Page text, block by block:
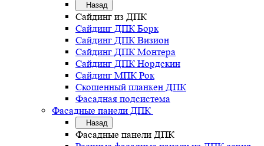
Назад
Сайдинг из ДПК
Сайдинг ДПК Борк
Сайдинг ДПК Визион
Сайдинг ДПК Монтера
Сайдинг ДПК Нордскин
Сайдинг МПК Рок
Скошенный планкен ДПК
Фасадная подсистема
Фасадные панели ДПК
Назад
Фасадные панели ДПК